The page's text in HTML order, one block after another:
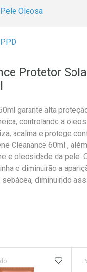
Pele Oleosa
Protetor
garante alta
controlando a
acalma e protege
Cleanance 60ml ,
e oleosidade da pele.
e diminuirão a
diminuindo
FAVORITOS